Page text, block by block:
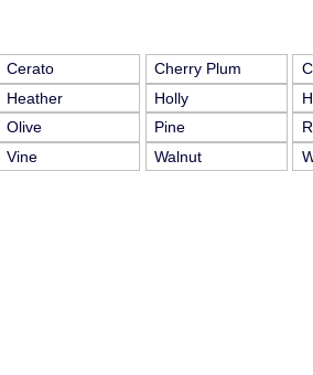
Cerato Cherry Plum
Heather Holly
Olive Pine
Vine Walnut